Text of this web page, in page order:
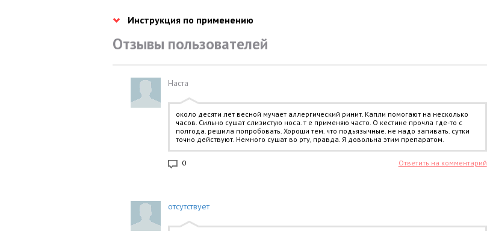
Инструкция по применению
Отзывы пользователей
Наста
около десяти лет весной мучает аллергический ринит. Капли помогают на несколько
часов. Сильно сушат слизистую носа. т е применяю часто. О кестине прочла где-то с
полгода. решила попробовать. Хороши тем. что подьязычные. не надо запивать. сутки
точно действуют. Немного сушат во рту, правда. Я довольна этим препаратом.
0 Ответить на комментарий
отсутствует